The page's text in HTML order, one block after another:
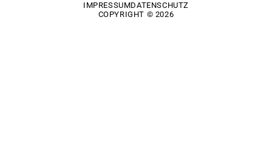
COPYRIGHT © 2026
IMPRESSUMDATENSCHUTZ